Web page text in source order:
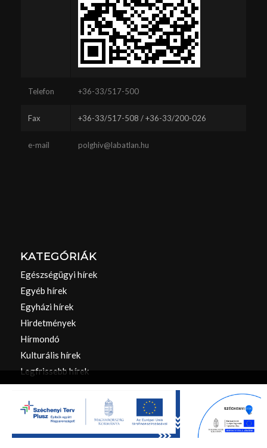
Telefon +36-33/517-500
Fax +36-33/517-508 / +36-33/200-026
e-mail polghiv@labatlan.hu
KATEGÓRIÁK
Egészségügyi hírek
Egyéb hírek
Egyházi hírek
Hirdetmények
Hírmondó
Kulturális hírek
Legfrissebb hírek
Oktatási hírek
Önkormányzati hírek
Pályázatok
Sport hírek
Ez a webhely sütiket használ. A webhely böngészésének folytatásával
Ön elfogadja a sütik használatát.
Rendben Beállítások